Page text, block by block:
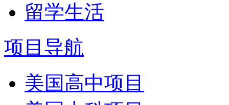
留学生活
项目导航
美国高中项目